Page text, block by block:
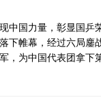
中国力量，彰显国乒
下帷幕，经过六局鏖
，为中国代表团拿